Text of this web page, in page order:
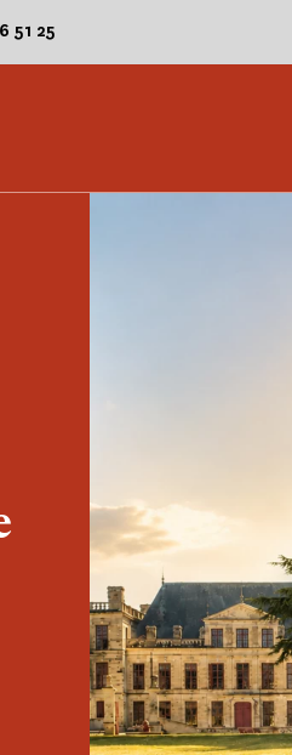
51 25